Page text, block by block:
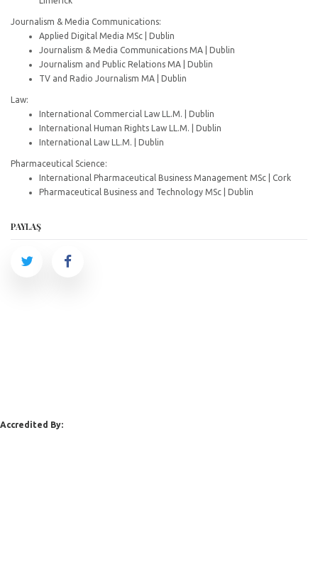
Journalism & Media Communications:
Applied Digital Media MSc | Dublin
Journalism & Media Communications MA | Dublin
Journalism and Public Relations MA | Dublin
TV and Radio Journalism MA | Dublin
Law:
International Commercial Law LL.M. | Dublin
International Human Rights Law LL.M. | Dublin
International Law LL.M. | Dublin
Pharmaceutical Science:
International Pharmaceutical Business Management MSc | Cork
Pharmaceutical Business and Technology MSc | Dublin
PAYLAŞ
Accredited By: